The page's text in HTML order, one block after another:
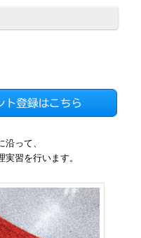
って、
習を行います。